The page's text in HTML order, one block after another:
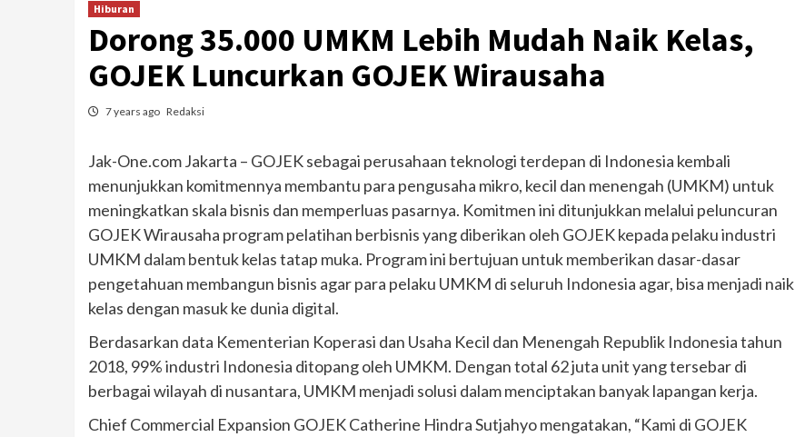
Hiburan
Dorong 35.000 UMKM Lebih Mudah Naik Kelas,
GOJEK Luncurkan GOJEK Wirausaha
7 years ago Redaksi
Jak-One.com Jakarta – GOJEK sebagai perusahaan teknologi terdepan di Indonesia kembali
menunjukkan komitmennya membantu para pengusaha mikro, kecil dan menengah (UMKM) untuk
meningkatkan skala bisnis dan memperluas pasarnya. Komitmen ini ditunjukkan melalui peluncuran
GOJEK Wirausaha program pelatihan berbisnis yang diberikan oleh GOJEK kepada pelaku industri
UMKM dalam bentuk kelas tatap muka. Program ini bertujuan untuk memberikan dasar-dasar
pengetahuan membangun bisnis agar para pelaku UMKM di seluruh Indonesia agar, bisa menjadi naik
kelas dengan masuk ke dunia digital.
Berdasarkan data Kementerian Koperasi dan Usaha Kecil dan Menengah Republik Indonesia tahun
2018, 99% industri Indonesia ditopang oleh UMKM. Dengan total 62 juta unit yang tersebar di
berbagai wilayah di nusantara, UMKM menjadi solusi dalam menciptakan banyak lapangan kerja.
Chief Commercial Expansion GOJEK Catherine Hindra Sutjahyo mengatakan, “Kami di GOJEK